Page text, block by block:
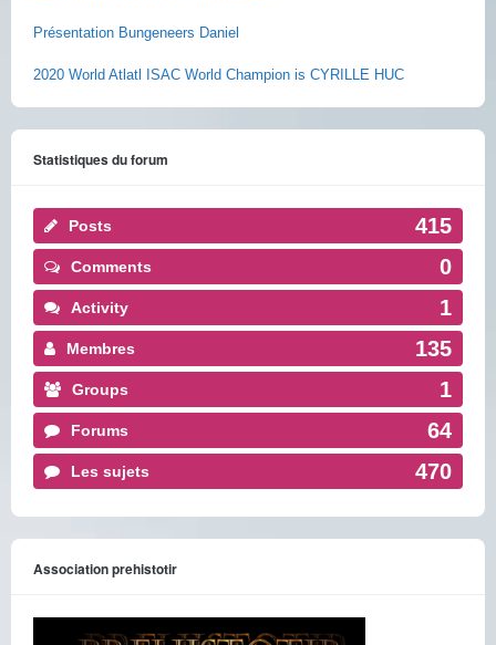
Présentation Bungeneers Daniel
2020 World Atlatl ISAC World Champion is CYRILLE HUC
Statistiques du forum
Posts 415
Comments 0
Activity 1
Membres 135
Groups 1
Forums 64
Les sujets 470
Association prehistotir